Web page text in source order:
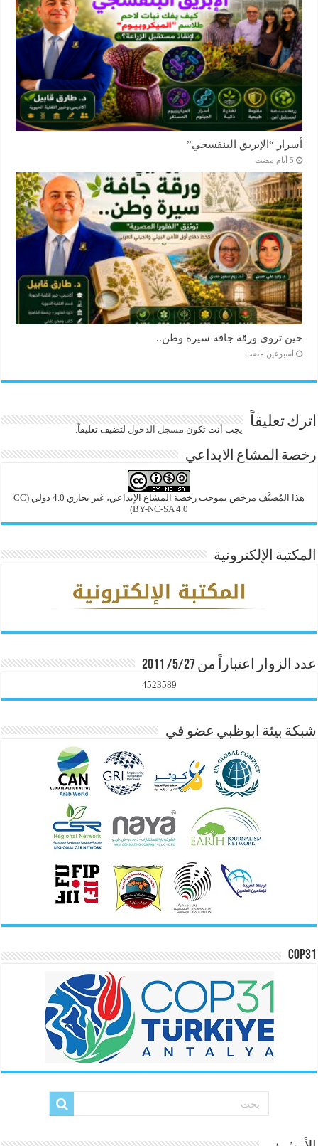
أسرار “الإبريق البنفسجي”
حين تروي ورقة جافة سيرة وطن..
‏أسبوعين مضت
اترك تعليقاً يجب أنت تكون مسجل الدخول لتضيف تعليقاً.
رخصة المشاع الابداعي
هذا المُصنَّف مرخص بموجب رخصة المشاع الإبداعي، غير تجاري 4.0 دولي
(CC
BY-NC-SA 4.0)
المكتبة الإلكترونية
عدد الزوار اعتباراً من 5/27/ 2011
4523589
شبكة بيئة ابوظبي عضو في
COP31